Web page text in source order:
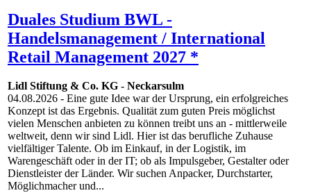
Duales Studium BWL -
Handelsmanagement / International
Retail Management 2027 *
Lidl Stiftung & Co. KG - Neckarsulm
04.08.2026 - Eine gute Idee war der Ursprung, ein erfolgreiches
Konzept ist das Ergebnis. Qualität zum guten Preis möglichst
vielen Menschen anbieten zu können treibt uns an - mittlerweile
weltweit, denn wir sind Lidl. Hier ist das berufliche Zuhause
vielfältiger Talente. Ob im Einkauf, in der Logistik, im
Warengeschäft oder in der IT; ob als Impulsgeber, Gestalter oder
Dienstleister der Länder. Wir suchen Anpacker, Durchstarter,
Möglichmacher und...